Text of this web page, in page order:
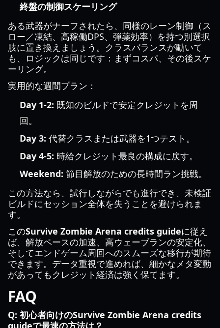
終盤の制御スケーリング
ある武器がナーフされたら、同様のレーン制御（ス
ロー／凍結、高稼働DPS、弾薬効率）を持つ別選択
肢に置き換えましょう。クラスバランスが動いて
も、ロジックは同じです：まずコスパ、その後スケ
ーリング。
実用的な週間プラン：
Day 1-2: 既知のビルドで安定クレジットを周
回。
Day 3: 代替クラスまたは武器を1つテスト。
Day 4-5: 時給クレジット最良の構成に戻す。
Weekend: 節目解放のための長時間ラン挑戦。
この方法なら、試行しながらでも進行でき、未検証
ビルドにセッション全体を失うことを避けられま
す。
このSurvive Zombie Arena credits guideに従え
ば、解放ペースの加速、高ウェーブランの安定化、
そしてエンドゲーム周回へのスムーズな移行が期待
できます。データ重視で進めれば、細かなメタ変動
があってもクレジット経済は強く保てます。
FAQ
Q: 初心者向けのSurvive Zombie Arena credits
guideで最速の方法は？